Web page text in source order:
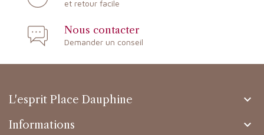
et retour facile
Nous contacter
Demander un conseil
L'esprit Place Dauphine 
Informations 